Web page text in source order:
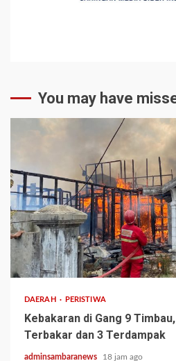
You may have
2 min read
DAERAH PERISTIWA
Kebakaran di Gang 9
Terbakar dan 3 Terdampak
adminsambaranews 18 jam ago